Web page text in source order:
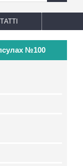
№100